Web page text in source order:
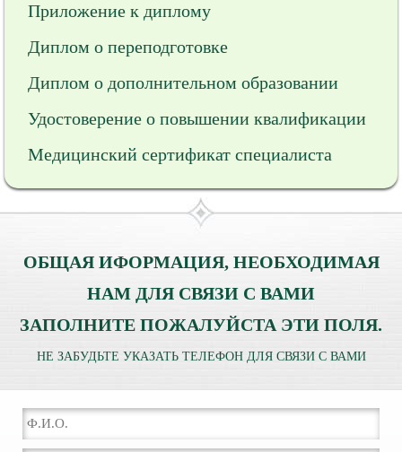
Приложение к диплому
Диплом о переподготовке
Диплом о дополнительном образовании
Удостоверение о повышении квалификации
Медицинский сертификат специалиста
ОБЩАЯ ИФОРМАЦИЯ, НЕОБХОДИМАЯ
НАМ ДЛЯ СВЯЗИ С ВАМИ
ЗАПОЛНИТЕ ПОЖАЛУЙСТА ЭТИ ПОЛЯ.
НЕ ЗАБУДЬТЕ УКАЗАТЬ ТЕЛЕФОН ДЛЯ СВЯЗИ С ВАМИ